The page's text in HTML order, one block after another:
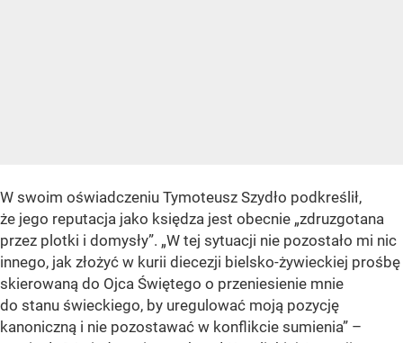
W swoim oświadczeniu Tymoteusz Szydło podkreślił,
że jego reputacja jako księdza jest obecnie „zdruzgotana
przez plotki i domysły”. „W tej sytuacji nie pozostało mi nic
innego, jak złożyć w kurii diecezji bielsko-żywieckiej prośbę
skierowaną do Ojca Świętego o przeniesienie mnie
do stanu świeckiego, by uregulować moją pozycję
kanoniczną i nie pozostawać w konflikcie sumienia” –